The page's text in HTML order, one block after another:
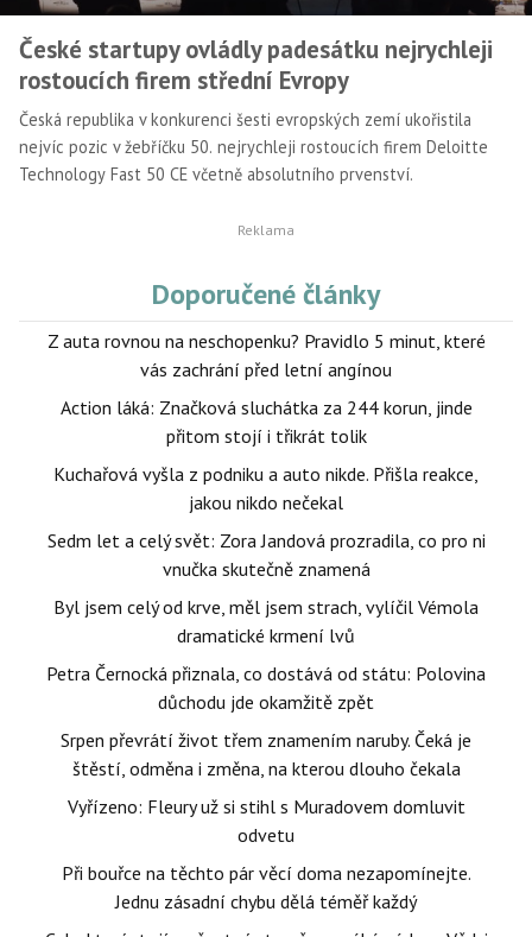
České startupy ovládly padesátku nejrychleji
rostoucích firem střední Evropy
Česká republika v konkurenci šesti evropských zemí ukořistila
nejvíc pozic v žebříčku 50. nejrychleji rostoucích firem Deloitte
Technology Fast 50 CE včetně absolutního prvenství.
Doporučené články
Z auta rovnou na neschopenku? Pravidlo 5 minut, které
vás zachrání před letní angínou
Action láká: Značková sluchátka za 244 korun, jinde
přitom stojí i třikrát tolik
Kuchařová vyšla z podniku a auto nikde. Přišla reakce,
jakou nikdo nečekal
Sedm let a celý svět: Zora Jandová prozradila, co pro ni
vnučka skutečně znamená
Byl jsem celý od krve, měl jsem strach, vylíčil Vémola
dramatické krmení lvů
Petra Černocká přiznala, co dostává od státu: Polovina
důchodu jde okamžitě zpět
Srpen převrátí život třem znamením naruby. Čeká je
štěstí, odměna i změna, na kterou dlouho čekala
Vyřízeno: Fleury už si stihl s Muradovem domluvit
odvetu
Při bouřce na těchto pár věcí doma nezapomínejte.
Jednu zásadní chybu dělá téměř každý